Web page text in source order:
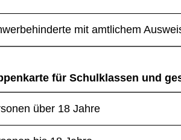
mit amtlichem
für Schulklassen und
über 18 Jahre